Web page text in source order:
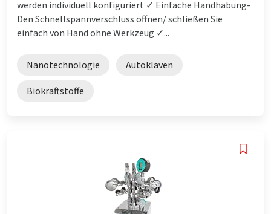
werden individuell konfiguriert ✓ Einfache Handhabung-
Den Schnellspannverschluss öffnen/ schließen Sie
einfach von Hand ohne Werkzeug ✓...
Nanotechnologie Autoklaven
Biokraftstoffe